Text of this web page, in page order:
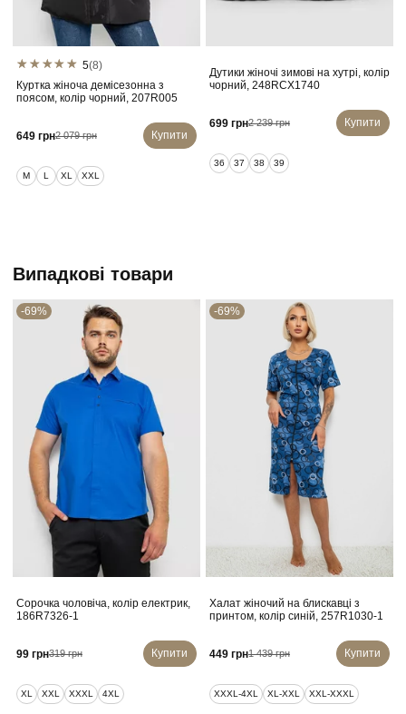
5(8)
Куртка жіноча демісезонна з
поясом, колір чорний, 207R005
649 грн2 079 грн Купити
M L XL XXL
Дутики жіночі зимові на хутрі, колір
чорний, 248RCX1740
699 грн2 239 грн Купити
36 37 38 39
Випадкові товари
-69%
Сорочка чоловіча, колір електрик,
186R7326-1
99 грн319 грн Купити
XL XXL XXXL 4XL
-69%
Халат жіночий на блискавці з
принтом, колір синій, 257R1030-1
449 грн1 439 грн Купити
XXXL-4XL XL-XXL XXL-XXXL